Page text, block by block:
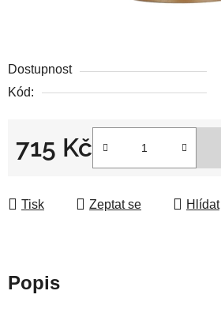
Dostupnost
Kód:
715 Kč
Tisk Zeptat se Hlídat
Popis